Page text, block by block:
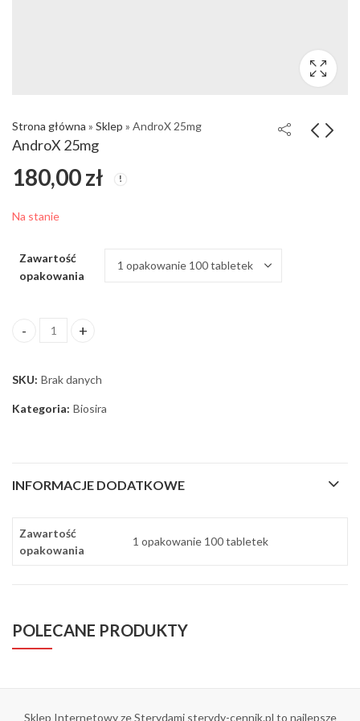
Strona główna » Sklep » AndroX 25mg
AndroX 25mg
180,00zł
Na stanie
Zawartość
opakowania
ilość AndroX 25mg
SKU: Brak danych
Kategoria: Biosira
INFORMACJE DODATKOWE
Zawartość
opakowania
1 opakowanie 100 tabletek
POLECANE PRODUKTY
Sklep Internetowy ze Sterydami sterydy-cennik.pl to najlepsze